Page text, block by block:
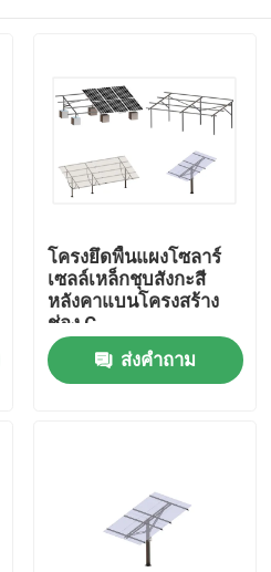
โครงยึดพื้นแผงโซลาร์
เซลล์เหล็กชุบสังกะสี
หลังคาแบนโครงสร้าง
ช่อง C
ส่งคำถาม